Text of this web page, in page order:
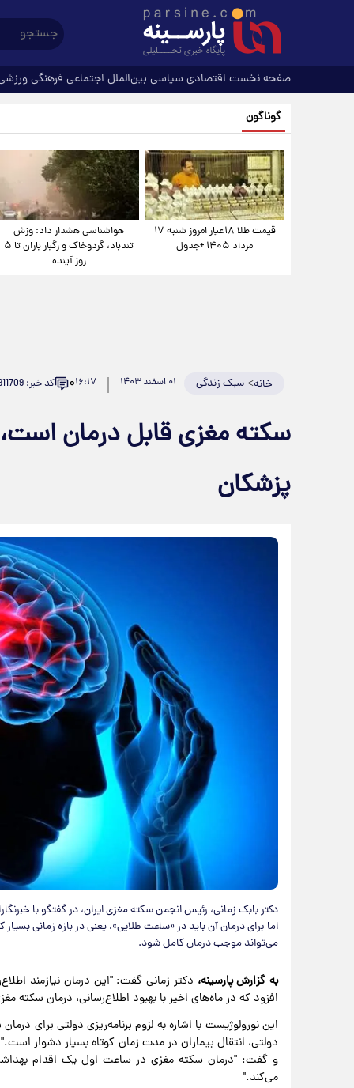
صفحه نخست اقتصادی سیاسی بین‌الملل اجتماعی فرهنگی
گوناگون
قیمت طلا ۱۸عیار امروز شنبه ۱۷
مرداد ۱۴۰۵ +جدول
هواشناسی هشدار داد: وزش
تندباد، گردوخاک و رگبار باران تا ۵
روز آینده
خانه>سبک زندگی ۰۱ اسفند ۱۴۰۳ ۱۶:۱۷۰ کد خبر: 911709
سکته مغزی قابل درمان
پزشکان
دکتر بابک زمانی، رئیس انجمن سکته مغزی ایران، در گفتگو با
اما برای درمان آن باید در «ساعت طلایی»، یعنی در بازه زمانی
می‌تواند موجب درمان کامل شود.
به گزارش پارسینه، دکتر زمانی گفت: "این درمان نیازمند
افزود که در ماه‌های اخیر با بهبود اطلاع‌رسانی، درمان
این نورولوژیست با اشاره به لزوم برنامه‌ریزی دولتی برای
دولتی، انتقال بیماران در مدت زمان کوتاه بسیار دشوار
و گفت: "درمان سکته مغزی در ساعت اول یک اقدام
می‌کند."